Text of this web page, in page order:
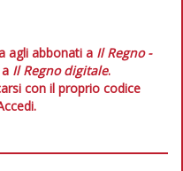
agli abbonati a Il Regno -
Il Regno digitale.
con il proprio codice